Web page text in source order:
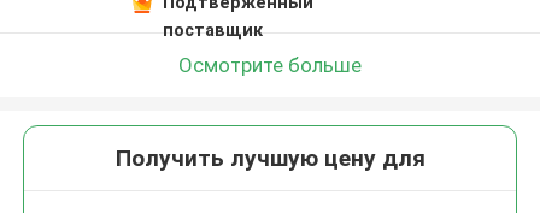
поставщик
Осмотрите больше
Получить лучшую цену для